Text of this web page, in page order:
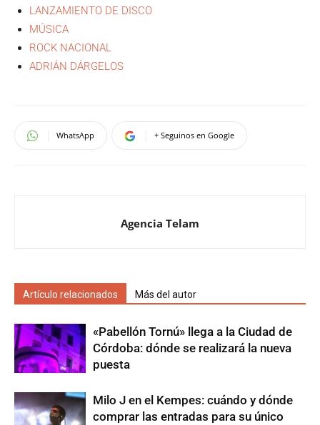
LANZAMIENTO DE DISCO
MÚSICA
ROCK NACIONAL
ADRIÁN DÁRGELOS
WhatsApp + Seguinos en Google
Agencia Telam
Artículo relacionados Más del autor
«Pabellón Tornú» llega a la Ciudad de
Córdoba: dónde se realizará la nueva
puesta
Milo J en el Kempes: cuándo y dónde
comprar las entradas para su único